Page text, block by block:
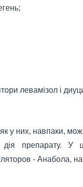
левамізол і
у них, навпаки,
препарату. У
- Анабола,